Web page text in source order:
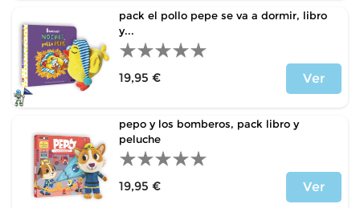
pack el pollo pepe se va a dormir, libro
y...
19,95 €
Ver
pepo y los bomberos, pack libro y
peluche
19,95 €
Ver